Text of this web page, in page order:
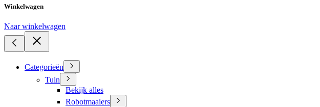
Winkelwagen
Naar winkelwagen
Categorieën
Tuin
Bekijk alles
Robotmaaiers